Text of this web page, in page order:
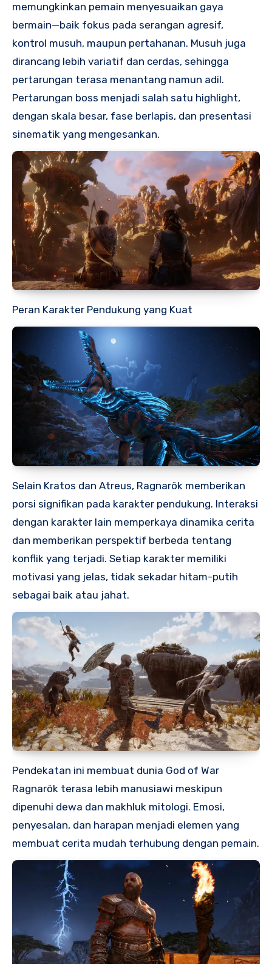
memungkinkan pemain menyesuaikan gaya
bermain—baik fokus pada serangan agresif,
kontrol musuh, maupun pertahanan. Musuh juga
dirancang lebih variatif dan cerdas, sehingga
pertarungan terasa menantang namun adil.
Pertarungan boss menjadi salah satu highlight,
dengan skala besar, fase berlapis, dan presentasi
sinematik yang mengesankan.
Peran Karakter Pendukung yang Kuat
Selain Kratos dan Atreus, Ragnarök memberikan
porsi signifikan pada karakter pendukung. Interaksi
dengan karakter lain memperkaya dinamika cerita
dan memberikan perspektif berbeda tentang
konflik yang terjadi. Setiap karakter memiliki
motivasi yang jelas, tidak sekadar hitam-putih
sebagai baik atau jahat.
Pendekatan ini membuat dunia God of War
Ragnarök terasa lebih manusiawi meskipun
dipenuhi dewa dan makhluk mitologi. Emosi,
penyesalan, dan harapan menjadi elemen yang
membuat cerita mudah terhubung dengan pemain.